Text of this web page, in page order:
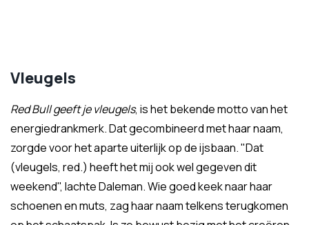
Vleugels
Red Bull geeft je vleugels, is het bekende motto van het
energiedrankmerk. Dat gecombineerd met haar naam,
zorgde voor het aparte uiterlijk op de ijsbaan. "Dat
(vleugels, red.) heeft het mij ook wel gegeven dit
weekend", lachte Daleman. Wie goed keek naar haar
schoenen en muts, zag haar naam telkens terugkomen